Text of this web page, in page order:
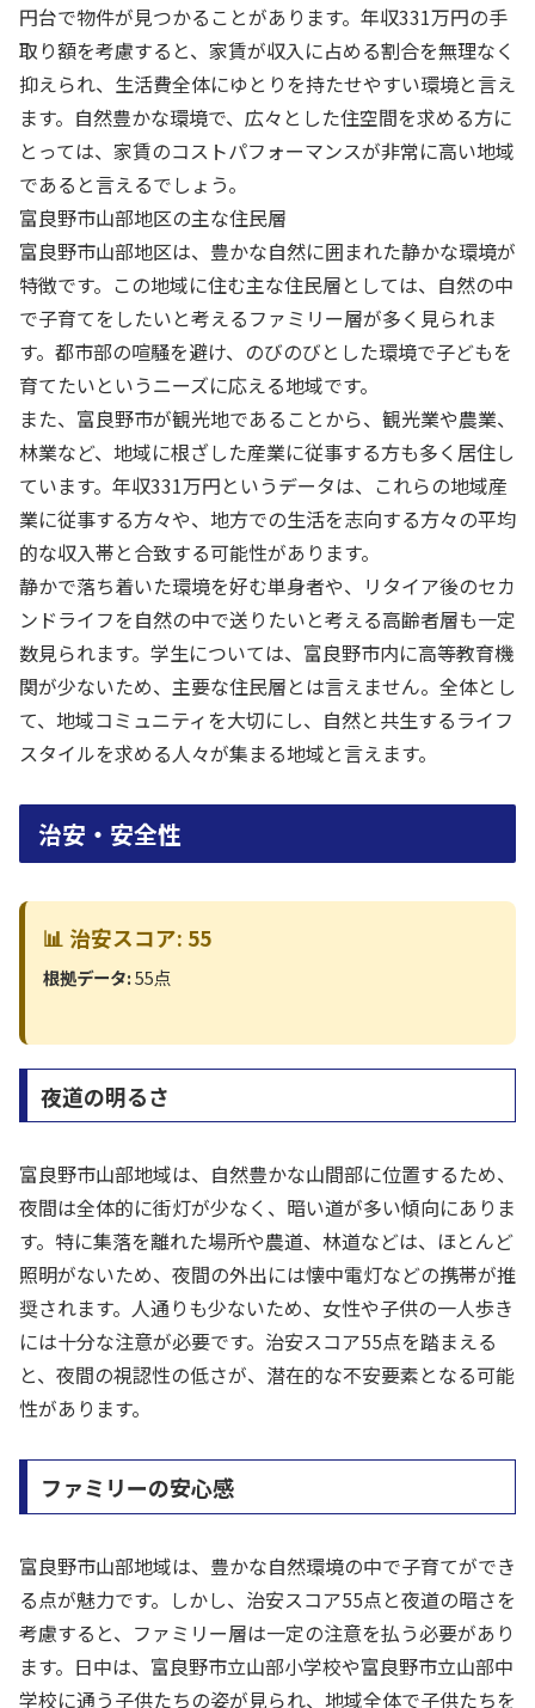
円台で物件が見つかることがあります。年収331万円の手
取り額を考慮すると、家賃が収入に占める割合を無理なく
抑えられ、生活費全体にゆとりを持たせやすい環境と言え
ます。自然豊かな環境で、広々とした住空間を求める方に
とっては、家賃のコストパフォーマンスが非常に高い地域
であると言えるでしょう。
富良野市山部地区の主な住民層
富良野市山部地区は、豊かな自然に囲まれた静かな環境が
特徴です。この地域に住む主な住民層としては、自然の中
で子育てをしたいと考えるファミリー層が多く見られま
す。都市部の喧騒を避け、のびのびとした環境で子どもを
育てたいというニーズに応える地域です。
また、富良野市が観光地であることから、観光業や農業、
林業など、地域に根ざした産業に従事する方も多く居住し
ています。年収331万円というデータは、これらの地域産
業に従事する方々や、地方での生活を志向する方々の平均
的な収入帯と合致する可能性があります。
静かで落ち着いた環境を好む単身者や、リタイア後のセカ
ンドライフを自然の中で送りたいと考える高齢者層も一定
数見られます。学生については、富良野市内に高等教育機
関が少ないため、主要な住民層とは言えません。全体とし
て、地域コミュニティを大切にし、自然と共生するライフ
スタイルを求める人々が集まる地域と言えます。
治安・安全性
📊 治安スコア: 55
根拠データ:55点
夜道の明るさ
富良野市山部地域は、自然豊かな山間部に位置するため、
夜間は全体的に街灯が少なく、暗い道が多い傾向にありま
す。特に集落を離れた場所や農道、林道などは、ほとんど
照明がないため、夜間の外出には懐中電灯などの携帯が推
奨されます。人通りも少ないため、女性や子供の一人歩き
には十分な注意が必要です。治安スコア55点を踏まえる
と、夜間の視認性の低さが、潜在的な不安要素となる可能
性があります。
ファミリーの安心感
富良野市山部地域は、豊かな自然環境の中で子育てができ
る点が魅力です。しかし、治安スコア55点と夜道の暗さを
考慮すると、ファミリー層は一定の注意を払う必要があり
ます。日中は、富良野市立山部小学校や富良野市立山部中
学校に通う子供たちの姿が見られ、地域全体で子供たちを